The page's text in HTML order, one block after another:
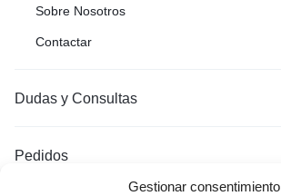
Gestionar consentimiento
Sobre Nosotros
Contactar
Dudas y Consultas
Pedidos